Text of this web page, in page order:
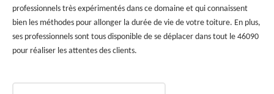
professionnels très expérimentés dans ce domaine et qui connaissent
bien les méthodes pour allonger la durée de vie de votre toiture. En plus,
ses professionnels sont tous disponible de se déplacer dans tout le 46090
pour réaliser les attentes des clients.